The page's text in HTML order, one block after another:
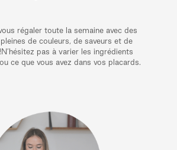
régaler toute la semaine avec des
de couleurs, de saveurs et de
pas à varier les ingrédients
ce que vous avez dans vos placards.